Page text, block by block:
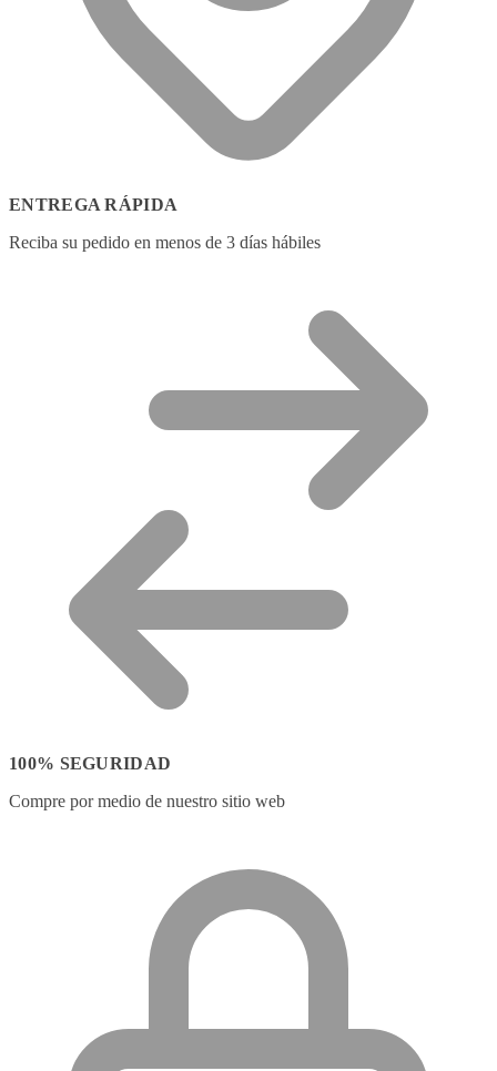
ENTREGA RÁPIDA
Reciba su pedido en menos de 3 días hábiles
100% SEGURIDAD
Compre por medio de nuestro sitio web